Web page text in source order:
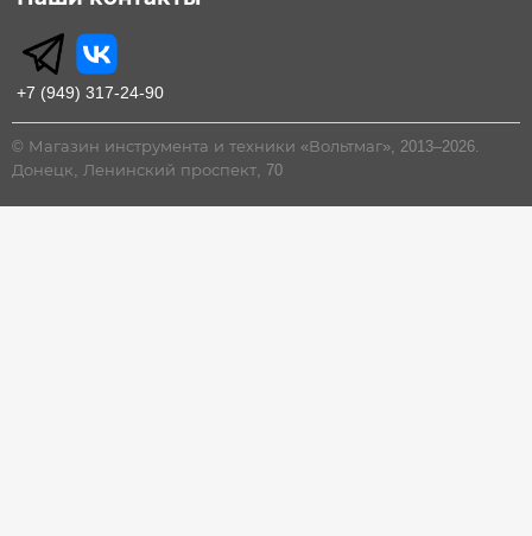
+7 (949) 317-24-90
© Магазин инструмента и техники «Вольтмаг», 2013–2026.
Донецк, Ленинский проспект, 70